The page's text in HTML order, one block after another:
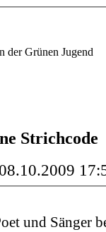
der Grünen Jugend
Strichcode
und Sänger